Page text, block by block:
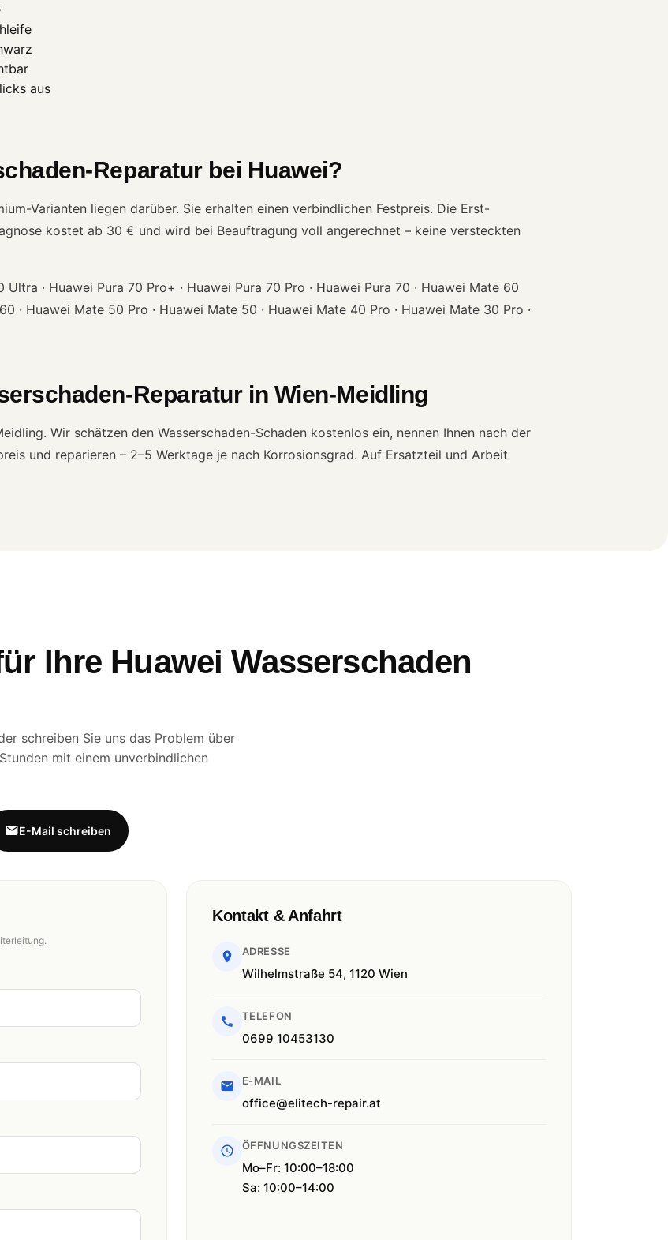
aus
Reparatur bei Huawei?
Varianten liegen darüber. Sie erhalten einen verbindlichen Festpreis. Die Erst-
kostet ab 30 € und wird bei Beauftragung voll angerechnet – keine versteckten
Ultra · Huawei Pura 70 Pro+ · Huawei Pura 70 Pro · Huawei Pura 70 · Huawei Mate 60
· Huawei Mate 50 Pro · Huawei Mate 50 · Huawei Mate 40 Pro · Huawei Mate 30 Pro ·
Reparatur in Wien-Meidling
Wir schätzen den Wasserschaden-Schaden kostenlos ein, nennen Ihnen nach der
und reparieren – 2–5 Werktage je nach Korrosionsgrad. Auf Ersatzteil und Arbeit
Ihre Huawei Wasserschaden
schreiben Sie uns das Problem über
mit einem unverbindlichen
E-Mail schreiben
Kontakt & Anfahrt
ADRESSE
Wilhelmstraße 54, 1120 Wien
TELEFON
0699 10453130
E-MAIL
office@elitech-repair.at
ÖFFNUNGSZEITEN
Mo–Fr: 10:00–18:00
Sa: 10:00–14:00